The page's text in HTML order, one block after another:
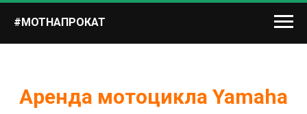
#МОТНАПРОКАТ
Аренда мотоцикла Yamaha